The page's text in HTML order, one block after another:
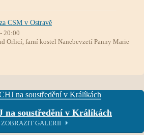
CSM v Ostravě
20:00
Orlicí, farní kostel Nanebevzetí Panny Marie
na soustředění v Králíkách
ZOBRAZIT GALERII